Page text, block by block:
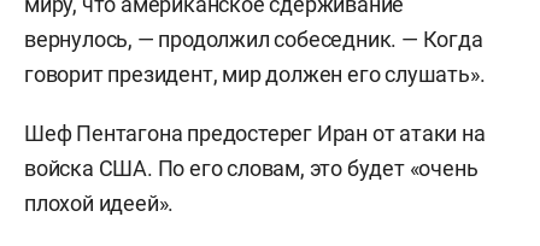
вернулось, — продолжил собеседник. — Когда
говорит президент, мир должен его слушать».
Шеф Пентагона предостерег Иран от атаки на
войска США. По его словам, это будет «очень
плохой идеей».